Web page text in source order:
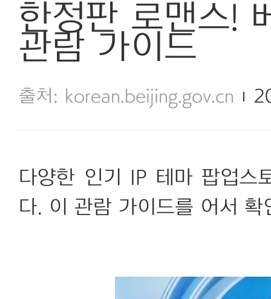
한정판 로맨스!
관람 가이드
korean.beijing.gov.cn
다양한 인기 IP 테마 팝업스
다. 이 관람 가이드를 어서 확